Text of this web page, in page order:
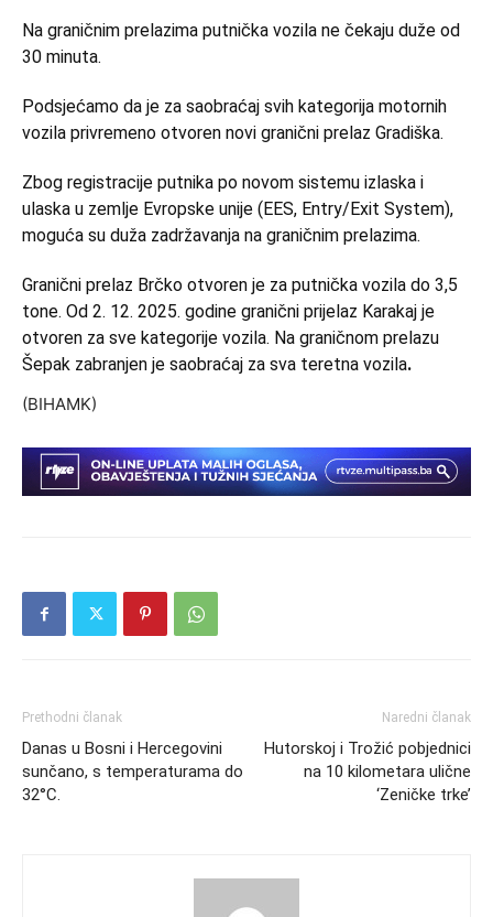
Na graničnim prelazima putnička vozila ne čekaju duže od
30 minuta.
Podsjećamo da je za saobraćaj svih kategorija motornih
vozila privremeno otvoren novi granični prelaz Gradiška.
Zbog registracije putnika po novom sistemu izlaska i
ulaska u zemlje Evropske unije (EES, Entry/Exit System),
moguća su duža zadržavanja na graničnim prelazima.
Granični prelaz Brčko otvoren je za putnička vozila do 3,5
tone. Od 2. 12. 2025. godine granični prijelaz Karakaj je
otvoren za sve kategorije vozila. Na graničnom prelazu
Šepak zabranjen je saobraćaj za sva teretna vozila.
(BIHAMK)
Prethodni članak
Danas u Bosni i Hercegovini
sunčano, s temperaturama do
32°C.
Naredni članak
Hutorskoj i Trožić pobjednici
na 10 kilometara ulične
‘Zeničke trke’